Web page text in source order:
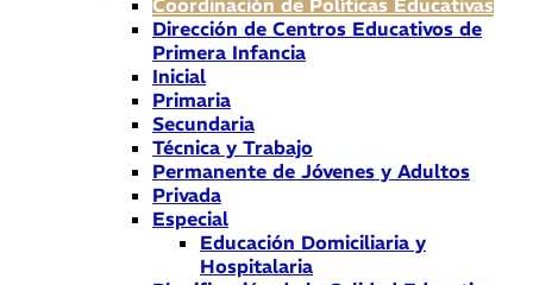
Coordinación de Políticas Educativas
Dirección de Centros Educativos de
Primera Infancia
Inicial
Primaria
Secundaria
Técnica y Trabajo
Permanente de Jóvenes y Adultos
Privada
Especial
Educación Domiciliaria y
Hospitalaria